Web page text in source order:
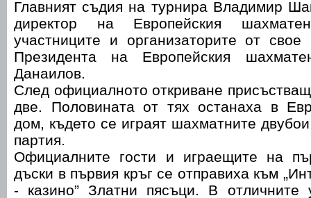
Главният съдия на турнира Владимир
директор на Европейския
участниците и организаторите от
Президента на Европейския
Данаилов.
След официалното откриване
две. Половината от тях останаха в
дом, където се играят шахматните
партия.
Официалните гости и играещите на
дъски в първия кръг се отправиха към
- казино” Златни пясъци. В отличните